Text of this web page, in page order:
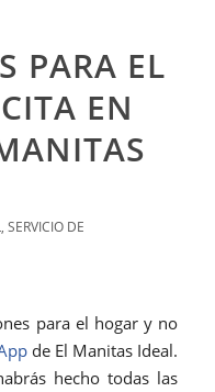
PARA EL
EN
, SERVICIO DE
para el hogar y no
de El Manitas Ideal.
hecho todas las